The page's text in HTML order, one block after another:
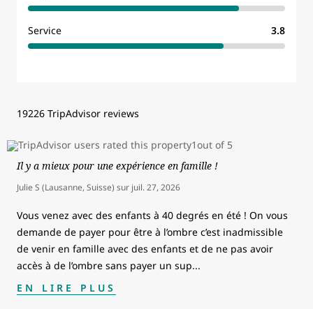
Service 3.8
19226 TripAdvisor reviews
Il y a mieux pour une expérience en famille !
Julie S (Lausanne, Suisse) sur juil. 27, 2026
Vous venez avec des enfants à 40 degrés en été ! On vous
demande de payer pour être à l’ombre c’est inadmissible
de venir en famille avec des enfants et de ne pas avoir
accès à de l’ombre sans payer un sup...
EN LIRE PLUS